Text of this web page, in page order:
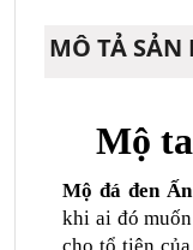
MÔ TẢ SẢN
Mộ
Mộ đá đen
khi ai đó